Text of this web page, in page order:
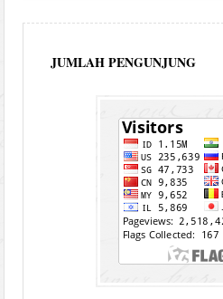
JUMLAH PENGUNJUNG